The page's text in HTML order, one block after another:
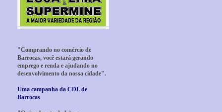
"Comprando no comércio de
Barrocas, você estará gerando
emprego e renda e ajudando no
desenvolvimento da nossa cidade".
Uma campanha da CDL de
Barrocas